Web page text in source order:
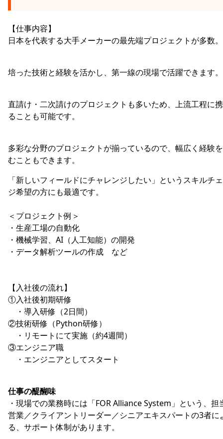
【仕事内容】
日本を代表する大手メーカーの最先端プロジェクトが多数。
培った技術と経験を活かし、第一線の現場で活躍できます。
直請け・二次請けのプロジェクトも多いため、上流工程に
ることも可能です。
多彩な分野のプロジェクトが揃っているので、幅広く経験
むこともできます。
「新しいフィールドにチャレンジしたい」というスキルチ
ジ希望の方にも最適です。
＜プロジェクト例＞
・生産工場の自動化
・機械学習、AI（人工知能）の開発
・データ解析ツールの作成 など
【入社後の流れ】
①入社後初期研修
・導入研修（2日間）
②技術研修（Python研修）
・リモートにて実施（約4週間）
③エンジニア職
・エンジニアとしてスタート
仕事の醍醐味
・現場での業務時には「FOR Alliance System」という、担
営業／クライアントリーダー／シニアエキスパートの3者に
る、サポート体制があります。